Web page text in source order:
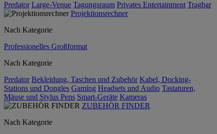
Predator Large-Venue Tagungsraum Privates Entertainment Tragbar
Projektionsrechner
Nach Kategorie
Professionelles Großformat
Nach Kategorie
Predator Bekleidung, Taschen und Zubehör Kabel, Docking-
Stations und Dongles Gaming Headsets und Audio Tastaturen,
Mäuse und Stylus Pens Smart-Geräte Kameras
ZUBEHÖR FINDER
Nach Kategorie